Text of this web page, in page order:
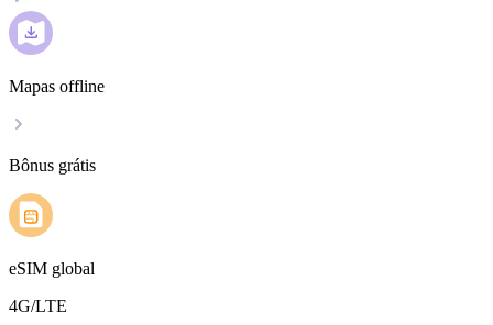
Mapas offline
Bônus grátis
eSIM global
4G/LTE